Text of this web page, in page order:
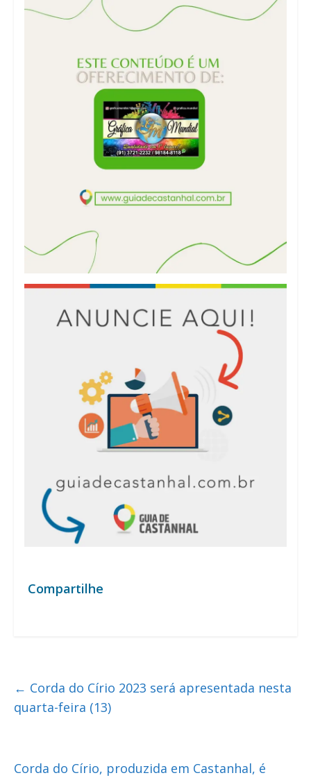
Compartilhe
← Corda do Círio 2023 será apresentada nesta
quarta-feira (13)
Corda do Círio, produzida em Castanhal, é